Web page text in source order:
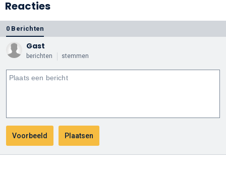
Reacties
0 Berichten
Gast
berichten stemmen